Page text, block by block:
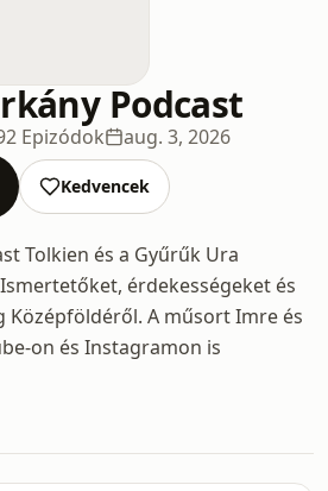
Podcast
Epizódok aug. 3, 2026
Kedvencek
Tolkien és a Gyűrűk Ura
érdekességeket és
Középföldéről. A műsort Imre és
on és Instagramon is